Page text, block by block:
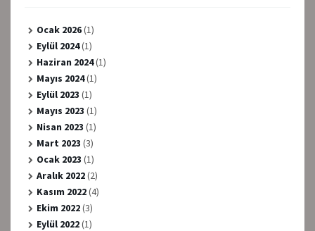
Ocak 2026(1)
Eylül 2024(1)
Haziran 2024(1)
Mayıs 2024(1)
Eylül 2023 (1)
Mayıs 2023 (1)
Nisan 2023 (1)
Mart 2023 (3)
Ocak 2023 (1)
Aralık 2022(2)
Kasım 2022(4)
Ekim 2022(3)
Eylül 2022(1)